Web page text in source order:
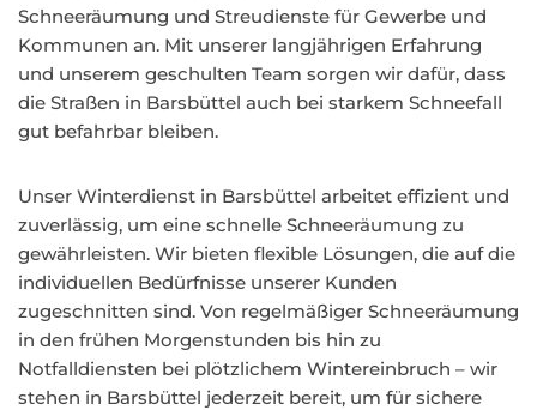
Schneeräumung und Streudienste für Gewerbe und
Kommunen an. Mit unserer langjährigen Erfahrung
und unserem geschulten Team sorgen wir dafür, dass
die Straßen in Barsbüttel auch bei starkem Schneefall
gut befahrbar bleiben.
Unser Winterdienst in Barsbüttel arbeitet effizient und
zuverlässig, um eine schnelle Schneeräumung zu
gewährleisten. Wir bieten flexible Lösungen, die auf die
individuellen Bedürfnisse unserer Kunden
zugeschnitten sind. Von regelmäßiger Schneeräumung
in den frühen Morgenstunden bis hin zu
Notfalldiensten bei plötzlichem Wintereinbruch – wir
stehen in Barsbüttel jederzeit bereit, um für sichere